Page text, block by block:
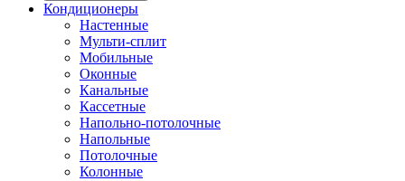
Кондиционеры
Настенные
Мульти-сплит
Мобильные
Оконные
Канальные
Кассетные
Напольно-потолочные
Напольные
Потолочные
Колонные